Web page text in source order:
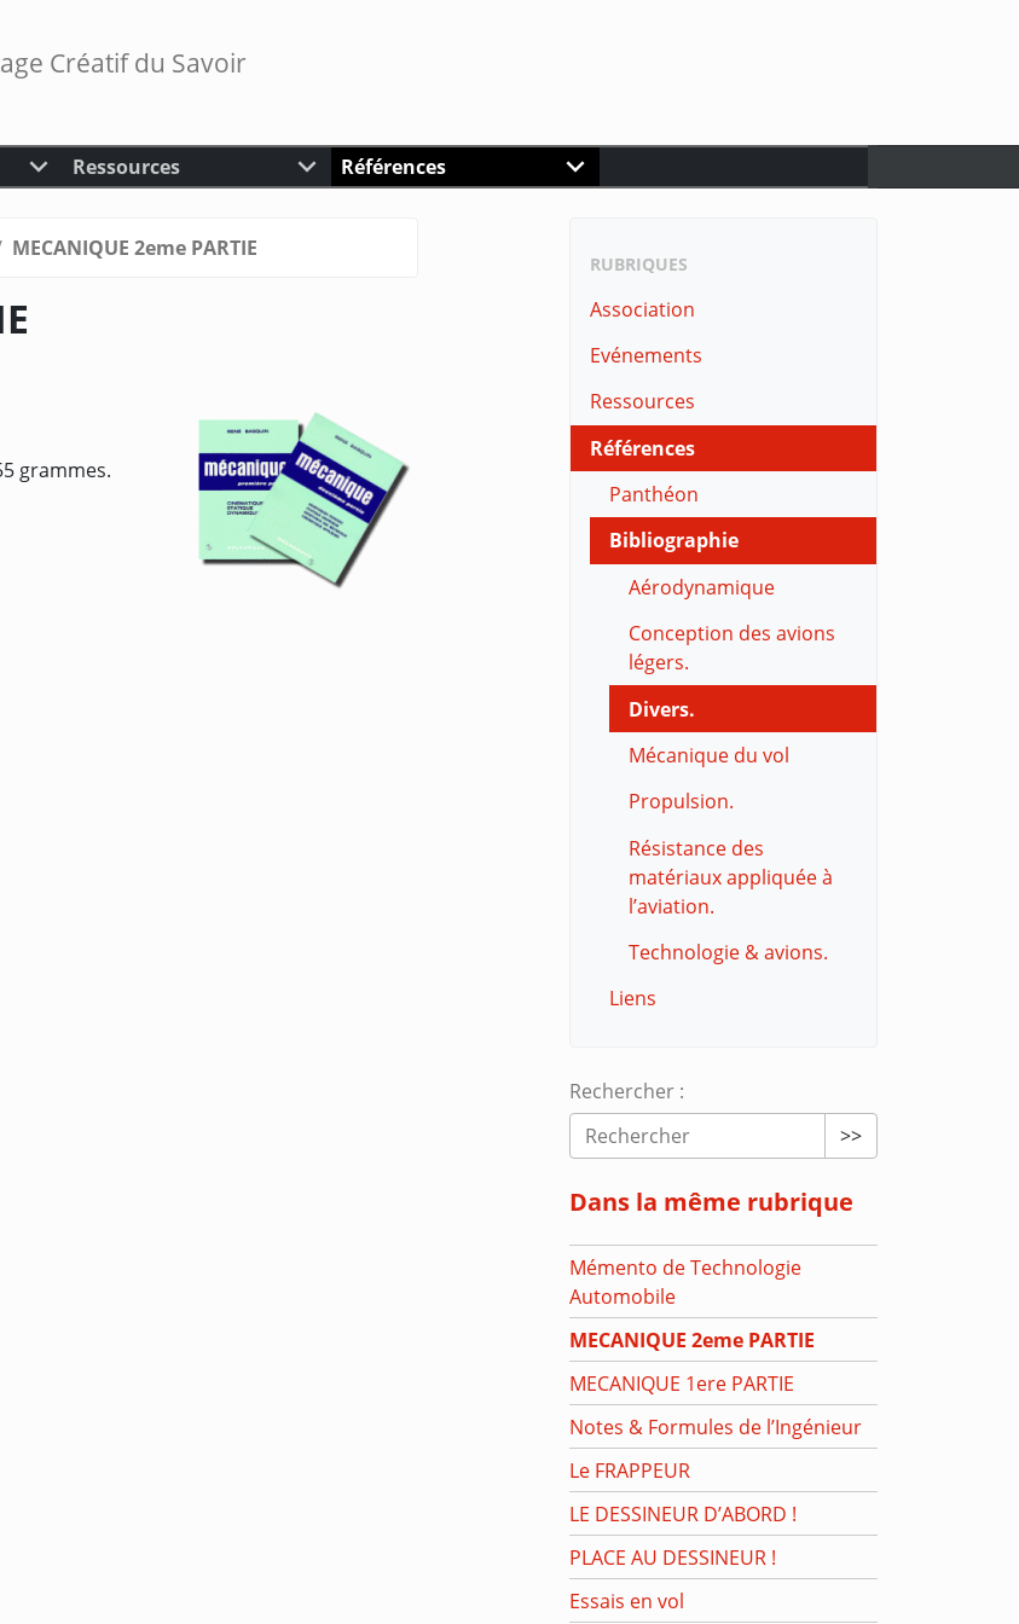
Créatif du Savoir
Ressources Références
MECANIQUE 2eme PARTIE
grammes.
RUBRIQUES
Association
Evénements
Ressources
Références
Panthéon
Bibliographie
Aérodynamique
Conception des avions
légers.
Divers.
Mécanique du vol
Propulsion.
Résistance des
matériaux appliquée à
l’aviation.
Technologie & avions.
Liens
Rechercher :
>>
Dans la même rubrique
Mémento de Technologie
Automobile
MECANIQUE 2eme PARTIE
MECANIQUE 1ere PARTIE
Notes & Formules de l’Ingénieur
Le FRAPPEUR
LE DESSINEUR D’ABORD !
PLACE AU DESSINEUR !
Essais en vol